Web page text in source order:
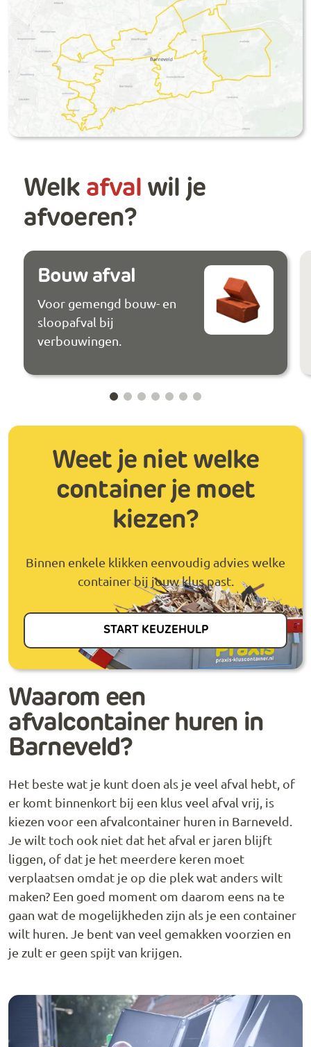
Welk afval wil je
afvoeren?
Bouw afval
Voor gemengd bouw- en
sloopafval bij
verbouwingen.
Weet je niet welke
container je moet
kiezen?
Binnen enkele klikken eenvoudig advies welke
container bij jouw klus past.
START KEUZEHULP
Waarom een
afvalcontainer huren in
Barneveld?
Het beste wat je kunt doen als je veel afval hebt, of
er komt binnenkort bij een klus veel afval vrij, is
kiezen voor een afvalcontainer huren in Barneveld.
Je wilt toch ook niet dat het afval er jaren blijft
liggen, of dat je het meerdere keren moet
verplaatsen omdat je op die plek wat anders wilt
maken? Een goed moment om daarom eens na te
gaan wat de mogelijkheden zijn als je een container
wilt huren. Je bent van veel gemakken voorzien en
je zult er geen spijt van krijgen.